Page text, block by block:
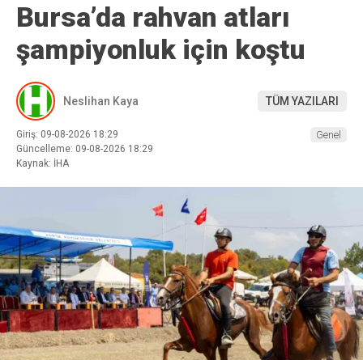
Bursa’da rahvan atları
şampiyonluk için koştu
Neslihan Kaya TÜM YAZILARI
Giriş: 09-08-2026 18:29
Güncelleme: 09-08-2026 18:29
Kaynak: İHA
Genel